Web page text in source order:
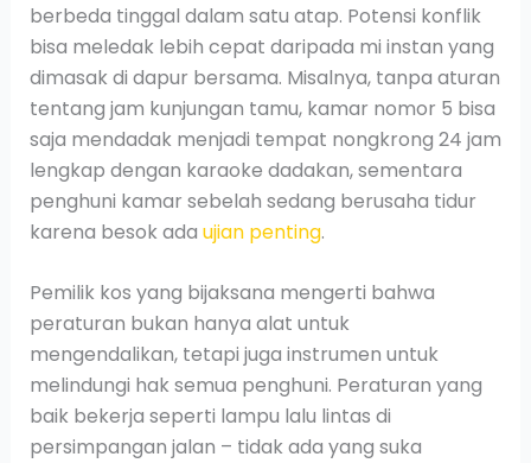
berbeda tinggal dalam satu atap. Potensi konflik
bisa meledak lebih cepat daripada mi instan yang
dimasak di dapur bersama. Misalnya, tanpa aturan
tentang jam kunjungan tamu, kamar nomor 5 bisa
saja mendadak menjadi tempat nongkrong 24 jam
lengkap dengan karaoke dadakan, sementara
penghuni kamar sebelah sedang berusaha tidur
karena besok ada ujian penting.
Pemilik kos yang bijaksana mengerti bahwa
peraturan bukan hanya alat untuk
mengendalikan, tetapi juga instrumen untuk
melindungi hak semua penghuni. Peraturan yang
baik bekerja seperti lampu lalu lintas di
persimpangan jalan – tidak ada yang suka